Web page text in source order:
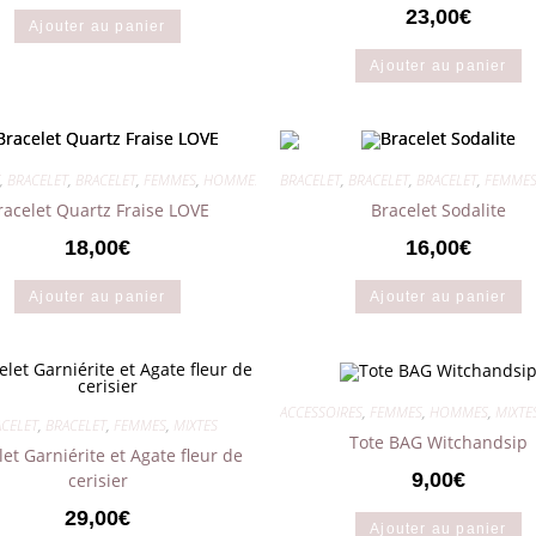
Ajouter au panier 23,00€
Ajouter au panier
, BRACELET, BRACELET, FEMMES, HOMMES MIXTES
Quartz Fraise LOVE
18,00€
Ajouter au panier
BRACELET, BRACELET, BRACELET, FEMMES
Bracelet Sodalite
16,00€
Ajouter au panier
, BRACELET, FEMMES, MIXTES
Garniérite et Agate fleur de
cerisier
29,00€
ACCESSOIRES, FEMMES, HOMMES,
Tote BAG Witchandsip
9,00€
Ajouter au panier